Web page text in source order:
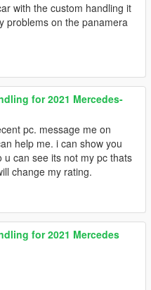
with the custom handling it
problems on the panamera
for 2021 Mercedes-
pc. message me on
help me. i can show you
u can see its not my pc thats
change my rating.
for 2021 Mercedes